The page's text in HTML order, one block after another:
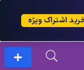
اشتراک ویژه